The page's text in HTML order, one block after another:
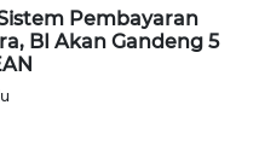
Pembayaran
BI Akan Gandeng 5